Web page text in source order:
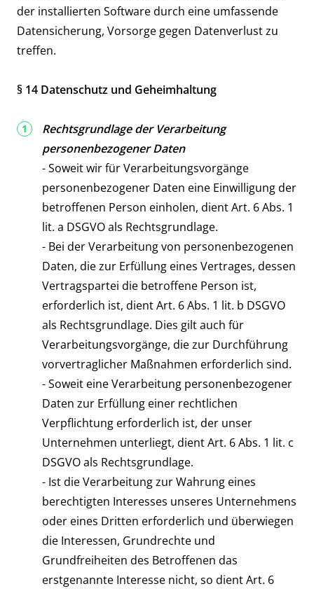
der installierten Software durch eine umfassende
Datensicherung, Vorsorge gegen Datenverlust zu
treffen.
§ 14 Datenschutz und Geheimhaltung
Rechtsgrundlage der Verarbeitung
personenbezogener Daten
- Soweit wir für Verarbeitungsvorgänge
personenbezogener Daten eine Einwilligung der
betroffenen Person einholen, dient Art. 6 Abs. 1
lit. a DSGVO als Rechtsgrundlage.
- Bei der Verarbeitung von personenbezogenen
Daten, die zur Erfüllung eines Vertrages, dessen
Vertragspartei die betroffene Person ist,
erforderlich ist, dient Art. 6 Abs. 1 lit. b DSGVO
als Rechtsgrundlage. Dies gilt auch für
Verarbeitungsvorgänge, die zur Durchführung
vorvertraglicher Maßnahmen erforderlich sind.
- Soweit eine Verarbeitung personenbezogener
Daten zur Erfüllung einer rechtlichen
Verpflichtung erforderlich ist, der unser
Unternehmen unterliegt, dient Art. 6 Abs. 1 lit. c
DSGVO als Rechtsgrundlage.
- Ist die Verarbeitung zur Wahrung eines
berechtigten Interesses unseres Unternehmens
oder eines Dritten erforderlich und überwiegen
die Interessen, Grundrechte und
Grundfreiheiten des Betroffenen das
erstgenannte Interesse nicht, so dient Art. 6